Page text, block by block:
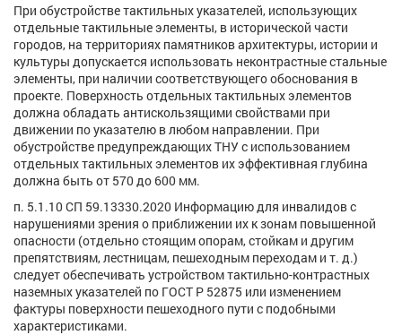
При обустройстве тактильных указателей, использующих
отдельные тактильные элементы, в исторической части
городов, на территориях памятников архитектуры, истории и
культуры допускается использовать неконтрастные стальные
элементы, при наличии соответствующего обоснования в
проекте. Поверхность отдельных тактильных элементов
должна обладать антискользящими свойствами при
движении по указателю в любом направлении. При
обустройстве предупреждающих ТНУ с использованием
отдельных тактильных элементов их эффективная глубина
должна быть от 570 до 600 мм.
п. 5.1.10 СП 59.13330.2020 Информацию для инвалидов с
нарушениями зрения о приближении их к зонам повышенной
опасности (отдельно стоящим опорам, стойкам и другим
препятствиям, лестницам, пешеходным переходам и т. д.)
следует обеспечивать устройством тактильно-контрастных
наземных указателей по ГОСТ Р 52875 или изменением
фактуры поверхности пешеходного пути с подобными
характеристиками.